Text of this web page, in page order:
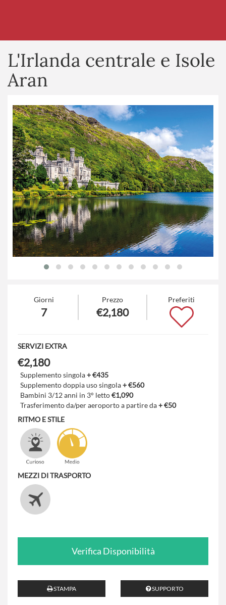
L'Irlanda centrale e Isole
Aran
Giorni
7
Prezzo
€2,180
Preferiti
SERVIZI EXTRA
€2,180
Supplemento singola+ €435
Supplemento doppia uso singola+ €560
Bambini 3/12 anni in 3° letto€1,090
Trasferimento da/per aeroporto a partire da+ €50
RITMO E STILE
MEZZI DI TRASPORTO
Verifica Disponibilità
STAMPA SUPPORTO